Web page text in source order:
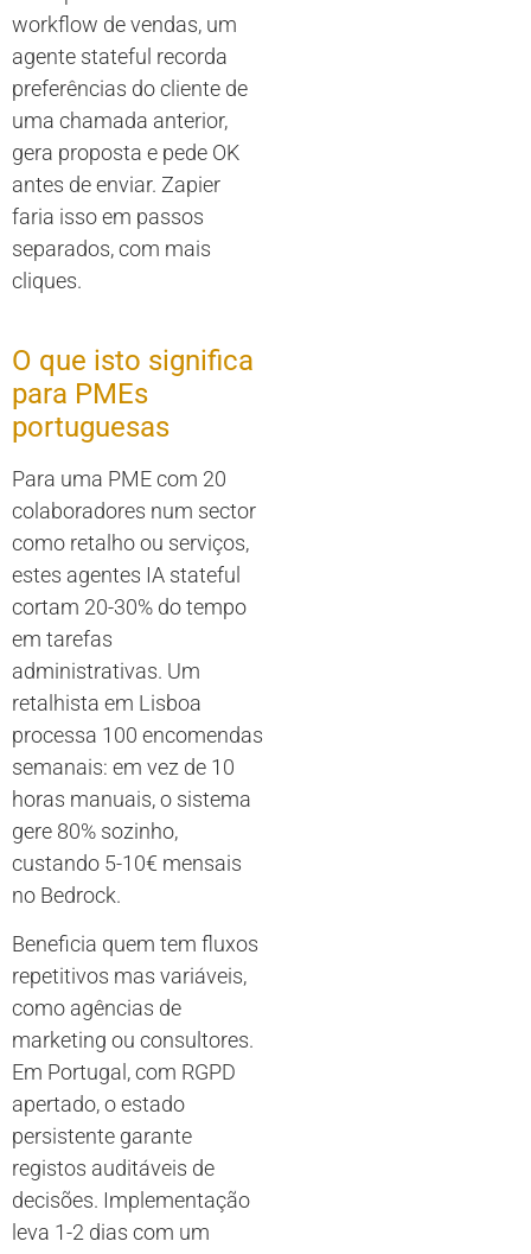
workflow de vendas, um
agente stateful recorda
preferências do cliente de
uma chamada anterior,
gera proposta e pede OK
antes de enviar. Zapier
faria isso em passos
separados, com mais
cliques.
O que isto significa
para PMEs
portuguesas
Para uma PME com 20
colaboradores num sector
como retalho ou serviços,
estes agentes IA stateful
cortam 20-30% do tempo
em tarefas
administrativas. Um
retalhista em Lisboa
processa 100 encomendas
semanais: em vez de 10
horas manuais, o sistema
gere 80% sozinho,
custando 5-10€ mensais
no Bedrock.
Beneficia quem tem fluxos
repetitivos mas variáveis,
como agências de
marketing ou consultores.
Em Portugal, com RGPD
apertado, o estado
persistente garante
registos auditáveis de
decisões. Implementação
leva 1-2 dias com um